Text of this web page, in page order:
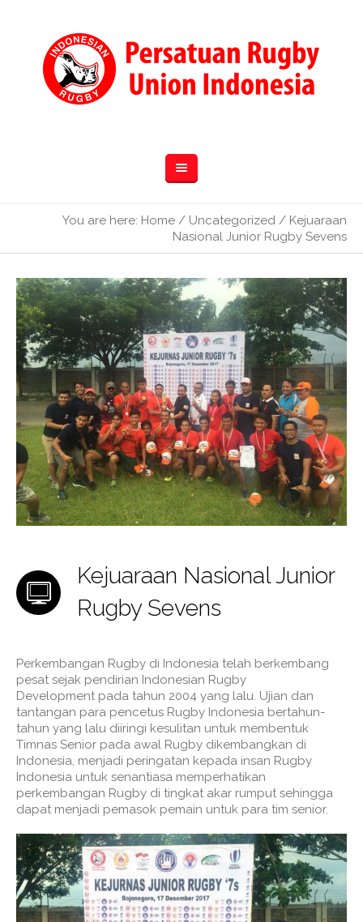
You are here: Home / Uncategorized / Kejuaraan
Nasional Junior Rugby Sevens
Kejuaraan Nasional Junior
Rugby Sevens
Perkembangan Rugby di Indonesia telah berkembang
pesat sejak pendirian Indonesian Rugby
Development pada tahun 2004 yang lalu. Ujian dan
tantangan para pencetus Rugby Indonesia bertahun-
tahun yang lalu diiringi kesulitan untuk membentuk
Timnas Senior pada awal Rugby dikembangkan di
Indonesia, menjadi peringatan kepada insan Rugby
Indonesia untuk senantiasa memperhatikan
perkembangan Rugby di tingkat akar rumput sehingga
dapat menjadi pemasok pemain untuk para tim senior.